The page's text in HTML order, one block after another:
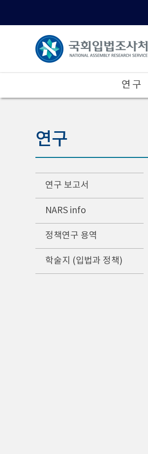
연 구
연구
연구 보고서
NARS info
정책연구 용역
학술지 (입법과 정책)